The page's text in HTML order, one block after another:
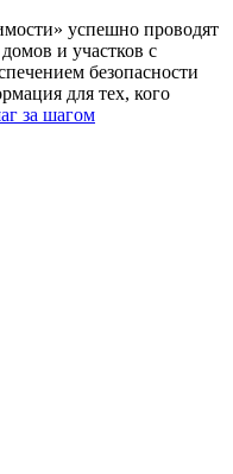
успешно проводят
и участков с
безопасности
для тех, кого
за шагом